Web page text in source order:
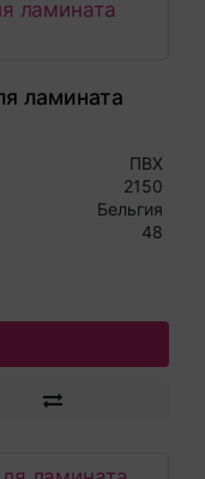
ламината
ПВХ
2150
Бельгия
48